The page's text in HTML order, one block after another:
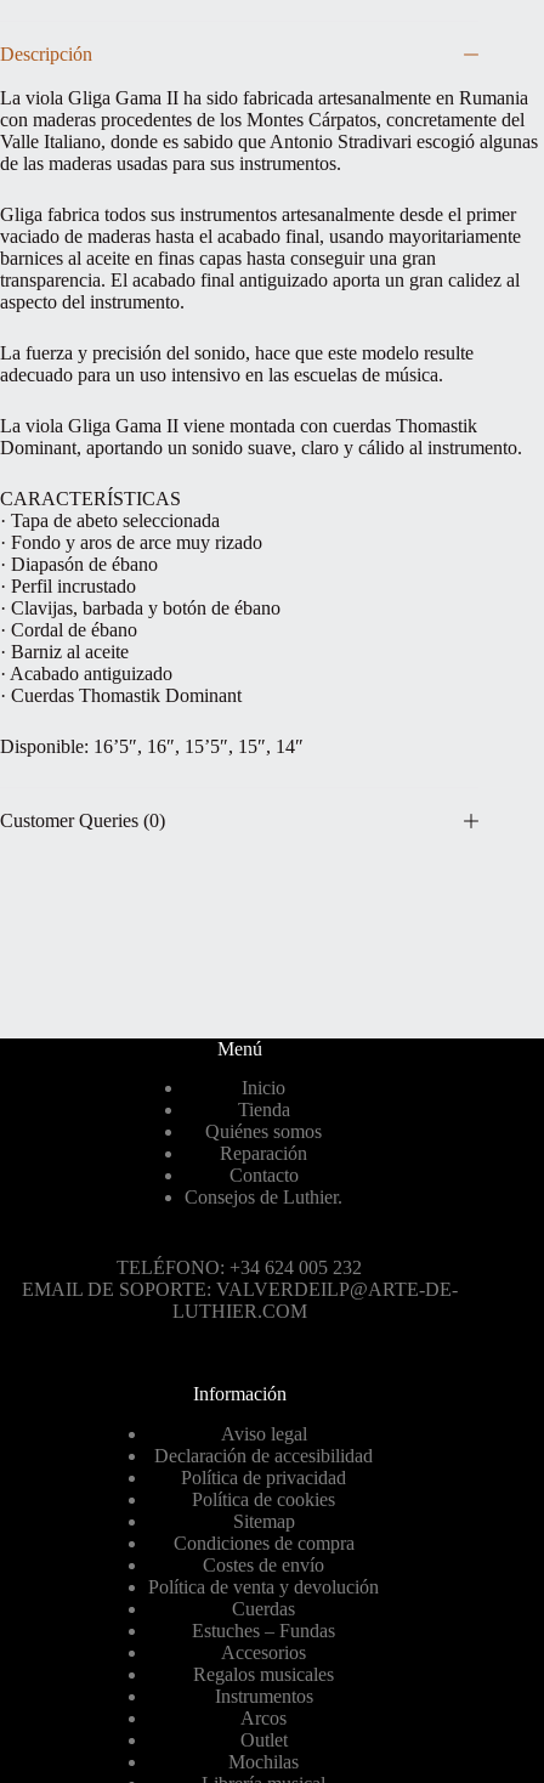
Descripción
La viola Gliga Gama II ha sido fabricada artesanalmente en Rumania
con maderas procedentes de los Montes Cárpatos, concretamente del
Valle Italiano, donde es sabido que Antonio Stradivari escogió algunas
de las maderas usadas para sus instrumentos.
Gliga fabrica todos sus instrumentos artesanalmente desde el primer
vaciado de maderas hasta el acabado final, usando mayoritariamente
barnices al aceite en finas capas hasta conseguir una gran
transparencia. El acabado final antiguizado aporta un gran calidez al
aspecto del instrumento.
La fuerza y precisión del sonido, hace que este modelo resulte
adecuado para un uso intensivo en las escuelas de música.
La viola Gliga Gama II viene montada con cuerdas Thomastik
Dominant, aportando un sonido suave, claro y cálido al instrumento.
CARACTERÍSTICAS
· Tapa de abeto seleccionada
· Fondo y aros de arce muy rizado
· Diapasón de ébano
· Perfil incrustado
· Clavijas, barbada y botón de ébano
· Cordal de ébano
· Barniz al aceite
· Acabado antiguizado
· Cuerdas Thomastik Dominant
Disponible: 16’5″, 16″, 15’5″, 15″, 14″
Customer Queries (0)
Menú
Inicio
Tienda
Quiénes somos
Reparación
Contacto
Consejos de Luthier.
TELÉFONO: +34 624 005 232
EMAIL DE SOPORTE: VALVERDEILP@ARTE-DE-
LUTHIER.COM
Información
Aviso legal
Declaración de accesibilidad
Política de privacidad
Política de cookies
Sitemap
Condiciones de compra
Costes de envío
Política de venta y devolución
Cuerdas
Estuches – Fundas
Accesorios
Regalos musicales
Instrumentos
Arcos
Outlet
Mochilas